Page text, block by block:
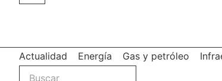
Actualidad Energía Gas y petróleo